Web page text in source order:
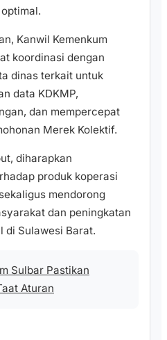
Kanwil Kemenkum
koordinasi dengan
dinas terkait untuk
data KDKMP,
dan mempercepat
Merek Kolektif.
diharapkan
produk koperasi
mendorong
dan peningkatan
di Sulawesi Barat.
Sulbar Pastikan
Aturan